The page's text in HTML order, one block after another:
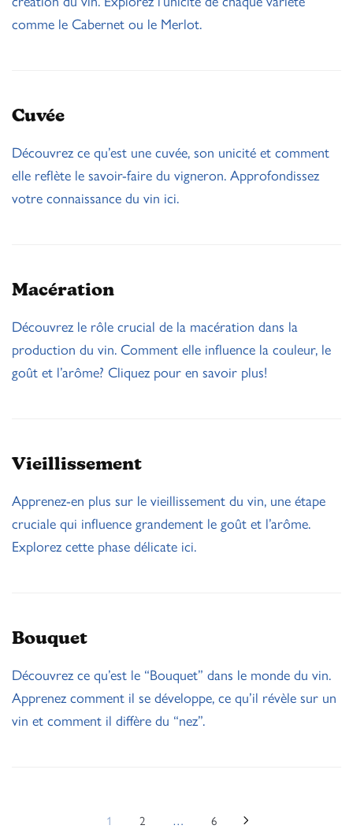
comme le Cabernet ou le Merlot.
Cuvée
Découvrez ce qu’est une cuvée, son unicité et comment
elle reflète le savoir-faire du vigneron. Approfondissez
votre connaissance du vin ici.
Macération
Découvrez le rôle crucial de la macération dans la
production du vin. Comment elle influence la couleur, le
goût et l’arôme? Cliquez pour en savoir plus!
Vieillissement
Apprenez-en plus sur le vieillissement du vin, une étape
cruciale qui influence grandement le goût et l’arôme.
Explorez cette phase délicate ici.
Bouquet
Découvrez ce qu’est le “Bouquet” dans le monde du vin.
Apprenez comment il se développe, ce qu’il révèle sur un
vin et comment il diffère du “nez”.
1 2 … 6